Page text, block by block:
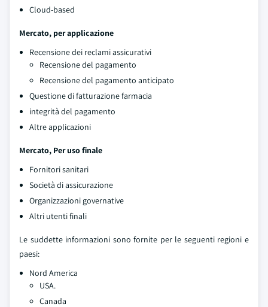
Cloud-based
Mercato, per applicazione
Recensione dei reclami assicurativi
Recensione del pagamento
Recensione del pagamento anticipato
Questione di fatturazione farmacia
integrità del pagamento
Altre applicazioni
Mercato, Per uso finale
Fornitori sanitari
Società di assicurazione
Organizzazioni governative
Altri utenti finali
Le suddette informazioni sono fornite per le seguenti regioni e
paesi:
Nord America
USA.
Canada